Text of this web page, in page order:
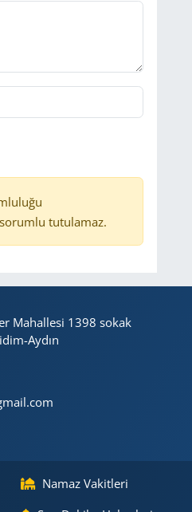
tutulamaz.
Mahallesi 1398 sokak
Aydın
Namaz Vakitleri